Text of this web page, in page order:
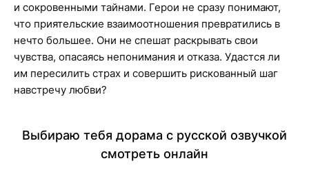
и сокровенными тайнами. Герои не сразу понимают,
что приятельские взаимоотношения превратились в
нечто большее. Они не спешат раскрывать свои
чувства, опасаясь непонимания и отказа. Удастся ли
им пересилить страх и совершить рискованный шаг
навстречу любви?
Выбираю тебя дорама с русской озвучкой
смотреть онлайн